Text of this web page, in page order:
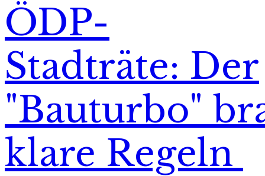
ÖDP-
Stadträte: Der
"Bauturbo"
klare Regeln